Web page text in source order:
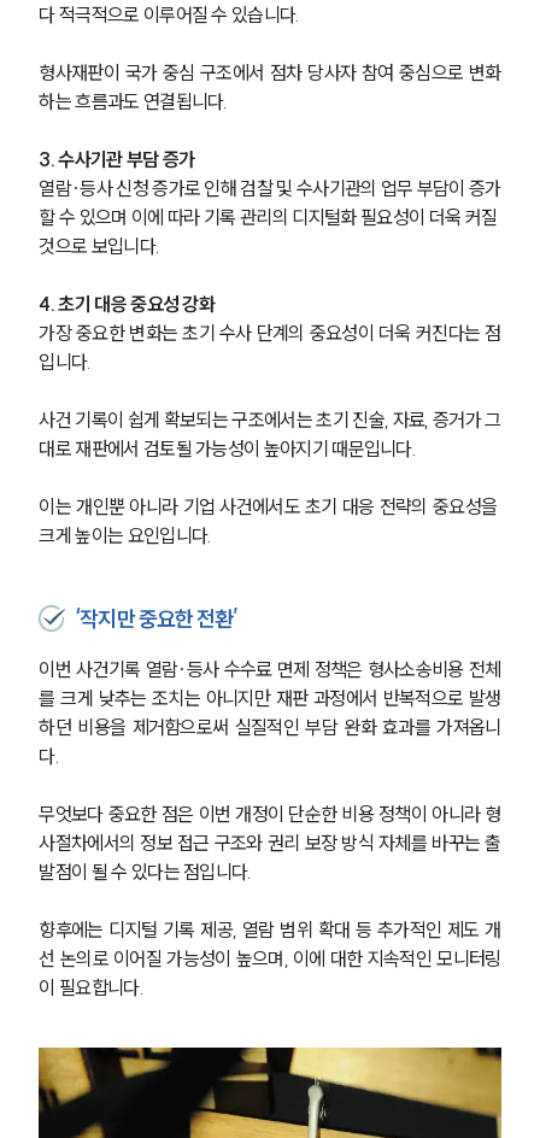
그룹소개
대륜의 강점
오시는 길
고객의 소리
통합검색
AI대륜
업무사례
형사 주요 업무사례
사례분석/최신동향
다 적극적으로 이루어질 수 있습니다.
형사재판이 국가 중심 구조에서 점차 당사자 참여 중심으로 변화
하는 흐름과도 연결됩니다.
3. 수사기관 부담 증가
열람·등사 신청 증가로 인해 검찰 및 수사기관의 업무 부담이 증가
할 수 있으며 이에 따라 기록 관리의 디지털화 필요성이 더욱 커질
것으로 보입니다.
4. 초기 대응 중요성 강화
가장 중요한 변화는 초기 수사 단계의 중요성이 더욱 커진다는 점
입니다.
사건 기록이 쉽게 확보되는 구조에서는 초기 진술, 자료, 증거가 그
대로 재판에서 검토될 가능성이 높아지기 때문입니다.
이는 개인뿐 아니라 기업 사건에서도 초기 대응 전략의 중요성을
크게 높이는 요인입니다.
‘작지만 중요한 전환’
이번 사건기록 열람·등사 수수료 면제 정책은 형사소송비용 전체
를 크게 낮추는 조치는 아니지만 재판 과정에서 반복적으로 발생
하던 비용을 제거함으로써 실질적인 부담 완화 효과를 가져옵니
다.
무엇보다 중요한 점은 이번 개정이 단순한 비용 정책이 아니라 형
사절차에서의 정보 접근 구조와 권리 보장 방식 자체를 바꾸는 출
발점이 될 수 있다는 점입니다.
향후에는 디지털 기록 제공, 열람 범위 확대 등 추가적인 제도 개
선 논의로 이어질 가능성이 높으며, 이에 대한 지속적인 모니터링
이 필요합니다.